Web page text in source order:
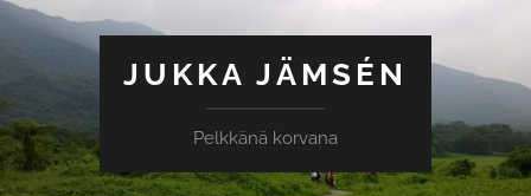
JUKKA JÄMSÉN
Pelkkänä korvana